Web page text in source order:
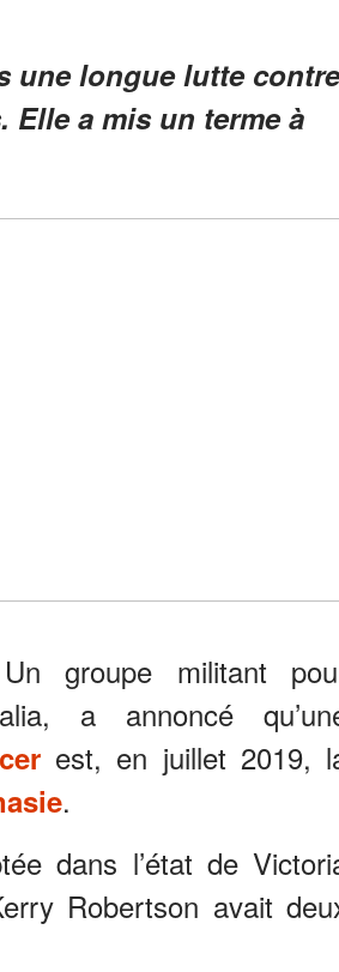
une longue lutte contre
Elle a mis un terme à
groupe militant
a annoncé
est, en juillet 2019,
.
dans l’état de
Robertson avait